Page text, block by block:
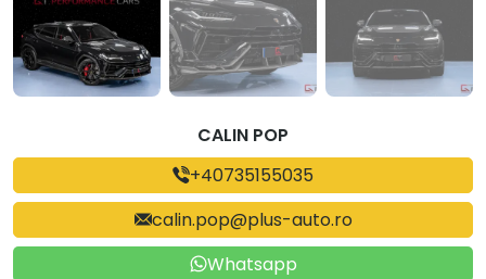
CALIN POP
+40735155035
calin.pop@plus-auto.ro
Whatsapp